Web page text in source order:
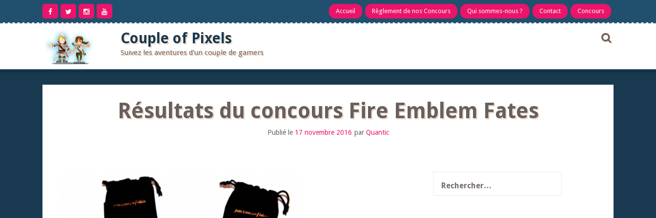
contenu
Accueil Règlement de nos Concours Qui sommes-nous ? Contact Concours
Couple of Pixels
Suivez les aventures d'un couple de gamers
Résultats du concours Fire Emblem Fates
Publié le 17 novembre 2016 par Quantic